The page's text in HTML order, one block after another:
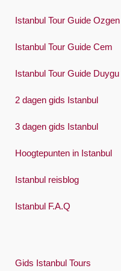
Русский
Español
Swedish
Türkçe
Istanbul Tour Guide Ozgen
Istanbul Tour Guide Cem
Istanbul Tour Guide Duygu
2 dagen gids Istanbul
3 dagen gids Istanbul
Hoogtepunten in Istanbul
Istanbul reisblog
Istanbul F.A.Q
Gids Istanbul Tours